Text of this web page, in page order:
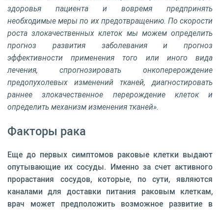
здоровья пациента и вовремя предпринять
необходимые меры по их предотвращению. По скорости
роста злокачественных клеток мы можем определить
прогноз развития заболевания и прогноз
эффективности применения того или иного вида
лечения, спрогнозировать онкоперерождение
предопухолевых изменений тканей, диагностировать
раннее злокачественное перерождение клеток и
определить механизм изменения тканей».
Факторы рака
Еще до первых симптомов раковые клетки выдают
опутывающие их сосуды. Именно за счет активного
прорастания сосудов, которые, по сути, являются
каналами для доставки питания раковым клеткам,
врач может предположить возможное развитие в